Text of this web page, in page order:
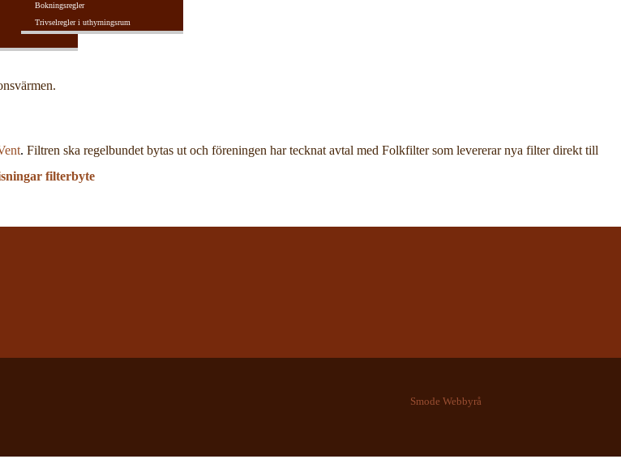
Bokningsregler
Trivselregler i uthyrningsrum
. Filtren ska regelbundet bytas ut och föreningen har tecknat avtal med Folkfilter som levererar nya filter direkt till
filterbyte
Smode Webbyrå